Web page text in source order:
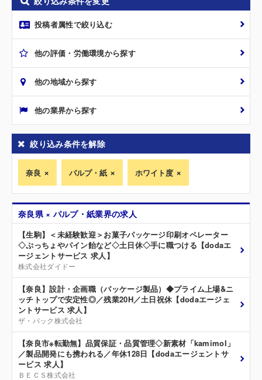
投稿者属性で絞り込む
他の評価・労働環境から探す
他の地域から探す
他の業界から探す
絞り込み条件を解除
奈良 パルプ・紙 ホワイト度
奈良県 × パルプ・紙業界の求人
【生駒】＜未経験歓迎＞お菓子パッケージ印刷オペレーター
◇ぷっちょやパイン飴など◇土日休◇手に職つける【dodaエ
ージェントサービス 求人】
株式会社ダイドー
【奈良】設計・企画職（パッケージ製品）◆プライム上場&ニ
ッチトップで安定性◎／残業20H／土日祝休【dodaエージェ
ントサービス 求人】
ザ・パック株式会社
【奈良市※転勤無】品質保証・品質管理◇新素材「kamimol」
／製品開発にも携われる／年休128日【dodaエージェントサ
ービス 求人】
ＢＥＣＳ株式会社